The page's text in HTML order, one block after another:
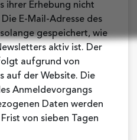
ihrer Erhebung nicht
E-Mail-Adresse des
gespeichert, wie
aktiv ist. Der
aufgrund von
auf der Website. Die
Anmeldevorgangs
Daten werden
von sieben Tagen